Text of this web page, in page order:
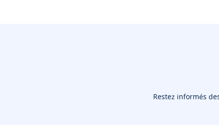
Restez informés